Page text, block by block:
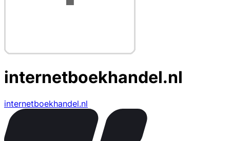
internetboekhandel.nl
internetboekhandel.nl